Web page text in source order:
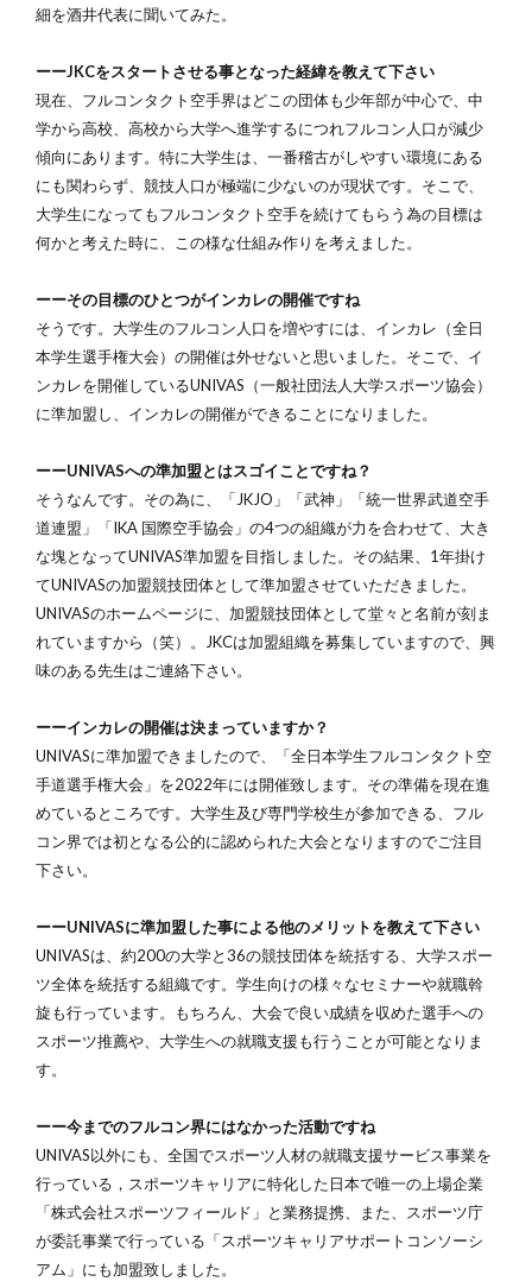
細を酒井代表に聞いてみた。
ーーJKCをスタートさせる事となった経緯を教えて下さい
現在、フルコンタクト空手界はどこの団体も少年部が中心で、中
学から高校、高校から大学へ進学するにつれフルコン人口が減少
傾向にあります。特に大学生は、一番稽古がしやすい環境にある
にも関わらず、競技人口が極端に少ないのが現状です。そこで、
大学生になってもフルコンタクト空手を続けてもらう為の目標は
何かと考えた時に、この様な仕組み作りを考えました。
ーーその目標のひとつがインカレの開催ですね
そうです。大学生のフルコン人口を増やすには、インカレ（全日
本学生選手権大会）の開催は外せないと思いました。そこで、イ
ンカレを開催しているUNIVAS（一般社団法人大学スポーツ協会）
に準加盟し、インカレの開催ができることになりました。
ーーUNIVASへの準加盟とはスゴイことですね？
そうなんです。その為に、「JKJO」「武神」「統一世界武道空手
道連盟」「IKA 国際空手協会」の4つの組織が力を合わせて、大き
な塊となってUNIVAS準加盟を目指しました。その結果、1年掛け
てUNIVASの加盟競技団体として準加盟させていただきました。
UNIVASのホームページに、加盟競技団体として堂々と名前が刻ま
れていますから（笑）。JKCは加盟組織を募集していますので、興
味のある先生はご連絡下さい。
ーーインカレの開催は決まっていますか？
UNIVASに準加盟できましたので、「全日本学生フルコンタクト空
手道選手権大会」を2022年には開催致します。その準備を現在進
めているところです。大学生及び専門学校生が参加できる、フル
コン界では初となる公的に認められた大会となりますのでご注目
下さい。
ーーUNIVASに準加盟した事による他のメリットを教えて下さい
UNIVASは、約200の大学と36の競技団体を統括する、大学スポー
ツ全体を統括する組織です。学生向けの様々なセミナーや就職斡
旋も行っています。もちろん、大会で良い成績を収めた選手への
スポーツ推薦や、大学生への就職支援も行うことが可能となりま
す。
ーー今までのフルコン界にはなかった活動ですね
UNIVAS以外にも、全国でスポーツ人材の就職支援サービス事業を
行っている，スポーツキャリアに特化した日本で唯一の上場企業
「株式会社スポーツフィールド」と業務提携、また、スポーツ庁
が委託事業で行っている「スポーツキャリアサポートコンソーシ
アム」にも加盟致しました。